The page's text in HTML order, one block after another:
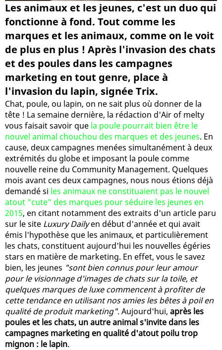
Les animaux et les jeunes, c'est un duo qui
fonctionne à fond. Tout comme les
marques et les animaux, comme on le voit
de plus en plus ! Après l'invasion des chats
et des poules dans les campagnes
marketing en tout genre, place à
l'invasion du lapin, signée Trix.
Chat, poule, ou lapin, on ne sait plus où donner de la
tête ! La semaine dernière, la rédaction d'Air of melty
vous faisait savoir que la poule pourrait bien être le
nouvel animal chouchou des marques et des jeunes. En
cause, deux campagnes menées simultanément à deux
extrémités du globe et imposant la poule comme
nouvelle reine du Community Management. Quelques
mois avant ces deux campagnes, nous nous étions déjà
demandé si les animaux ne constituaient pas le nouvel
atout "cute" des marques pour séduire les jeunes en
2015, en citant notamment des extraits d'un article paru
sur le site Luxury Dailyen début d'année et qui avait
émis l'hypothèse que les animaux, et particulièrement
les chats, constituent aujourd'hui les nouvelles égéries
stars en matière de marketing. En effet, vous le savez
bien, les jeunes "sont bien connus pour leur amour
pour le visionnage d'images de chats sur la toile, et
quelques marques de luxe commencent à profiter de
cette tendance en utilisant nos amies les bêtes à poil en
qualité de produit marketing". Aujourd'hui, après les
poules et les chats, un autre animal s'invite dans les
campagnes marketing en qualité d'atout poilu trop
mignon : le lapin.